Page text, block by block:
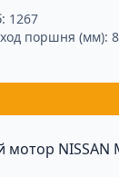
1267
поршня (мм):
NISSAN